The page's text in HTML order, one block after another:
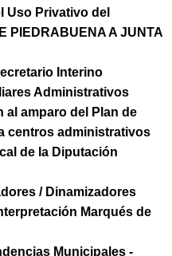
Uso Privativo del
PIEDRABUENA A JUNTA
Interino
Administrativos
amparo del Plan de
centros administrativos
de la Diputación
/ Dinamizadores
Marqués de
Municipales -